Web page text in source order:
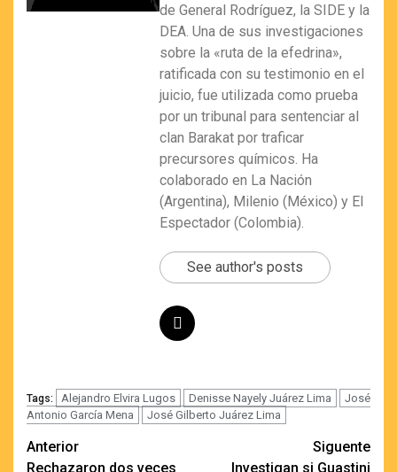
de General Rodríguez, la SIDE y la
DEA. Una de sus investigaciones
sobre la «ruta de la efedrina»,
ratificada con su testimonio en el
juicio, fue utilizada como prueba
por un tribunal para sentenciar al
clan Barakat por traficar
precursores químicos. Ha
colaborado en La Nación
(Argentina), Milenio (México) y El
Espectador (Colombia).
See author's posts
Tags: Alejandro Elvira Lugos Denisse Nayely Juárez Lima
José
Antonio García Mena
José Gilberto Juárez Lima
Navegación
Anterior
Rechazaron dos veces
Siguente
Investigan si Guastini